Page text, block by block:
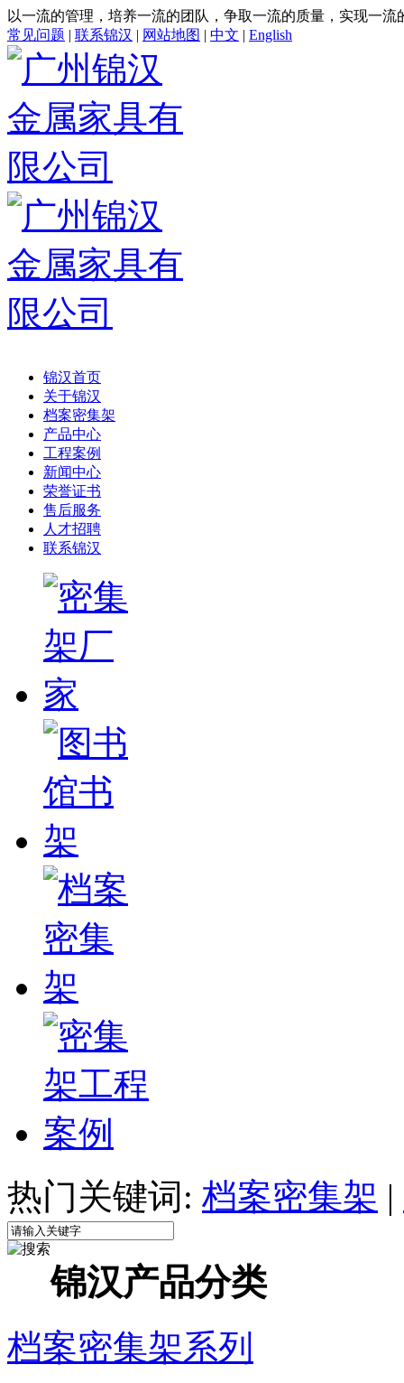
以一流的管理，培养一流的团队，争取一流的质量，实现一流
常见问题 | 联系锦汉 | 网站地图 | 中文 | English
锦汉首页
关于锦汉
档案密集架
产品中心
工程案例
新闻中心
荣誉证书
售后服务
人才招聘
联系锦汉
热门关键词: 档案密集架 |
锦汉产品分类
档案密集架系列